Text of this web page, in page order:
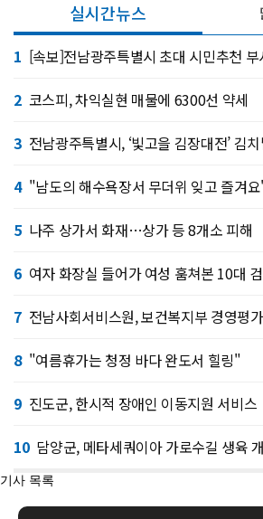
실시간뉴스
1 [속보]전남광주특별시 초대 시민추천 부
2 코스피, 차익실현 매물에 6300선 약세
3 전남광주특별시, ‘빛고을 김장대전’ 김치납
4 "남도의 해수욕장서 무더위 잊고 즐겨
5 나주 상가서 화재…상가 등 8개소 피해
6 여자 화장실 들어가 여성 훔쳐본 10대
7 전남사회서비스원, 보건복지부 경영평
8 "여름휴가는 청정 바다 완도서 힐링"
9 진도군, 한시적 장애인 이동지원 서비스
10 담양군, 메타세쿼이아 가로수길 생육
기사 목록